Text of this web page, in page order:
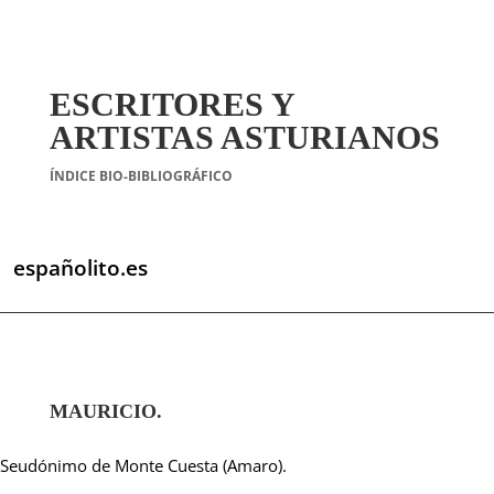
ESCRITORES Y
ARTISTAS ASTURIANOS
ÍNDICE BIO-BIBLIOGRÁFICO
españolito.es
MAURICIO.
Seudónimo de Monte Cuesta (Amaro).